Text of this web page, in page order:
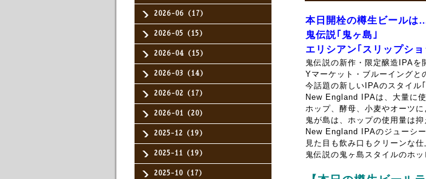
2026-06（17）
2026-05（15）
2026-04（15）
2026-03（14）
2026-02（17）
2026-01（20）
2025-12（19）
2025-11（19）
2025-10（17）
本日開栓の樽生ビールは
鬼伝説｢鬼ヶ島｣
エリシアン｢スリップシ
鬼伝説の新作・限定醸造IPAを
Yマーケット・ブルーイングと
今話題の新しいIPAのスタイル
New England IPAは、大量に
ホップ、酵母、小麦やオーツ
鬼が島は、ホップの使用量は
New England IPAのジューシ
見た目も飲み口もクリーンな仕
鬼伝説の鬼ヶ島スタイルのホ